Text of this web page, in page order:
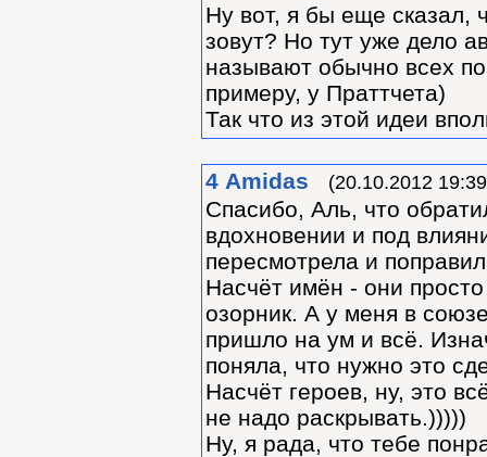
Ну вот, я бы еще сказал,
зовут? Но тут уже дело
называют обычно всех
примеру, у Праттчета)
Так что из этой идеи
4 Amidas (20.10.2012
Спасибо, Аль, что
вдохновении и под
пересмотрела и
Насчёт имён - они
озорник. А у меня в
пришло на ум и всё.
поняла, что нужно это
Насчёт героев, ну, это
не надо раскрывать.)))))
Ну, я рада, что тебе